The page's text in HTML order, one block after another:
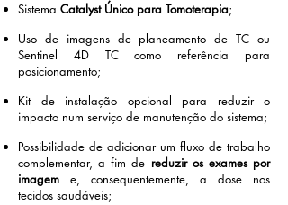
Sistema Catalyst Único para Tomoterapia;
Uso de imagens de planeamento de TC ou
Sentinel 4D TC como referência para
posicionamento;
Kit de instalação opcional para reduzir o
impacto num serviço de manutenção do sistema;
Possibilidade de adicionar um fluxo de trabalho
complementar, a fim de reduzir os exames por
imagem e, consequentemente, a dose nos
tecidos saudáveis;